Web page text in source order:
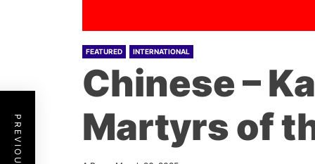
FEATURED INTERNATIONAL
Chinese –
Martyrs of